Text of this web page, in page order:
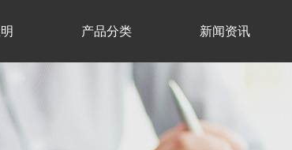
产品分类 新闻资讯